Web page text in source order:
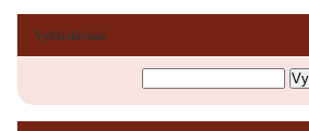
Vyhledávání